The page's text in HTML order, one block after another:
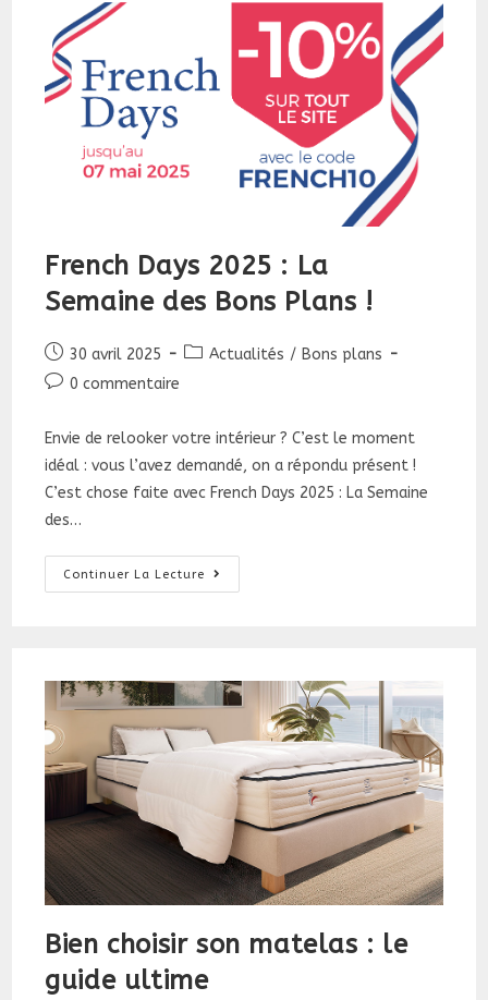
French Days 2025 : La
Semaine des Bons Plans !
Publication
publiée :
30 avril 2025
PostActualités / Bons plans
Commentaires
la
0 commentaire
Envie de relooker votre intérieur ? C’est le moment
idéal : vous l’avez demandé, on a répondu présent !
C’est chose faite avec French Days 2025 : La Semaine
des…
Continuer La Lecture
French
Days
Bons
Plans
!
Bien choisir son matelas : le
guide ultime